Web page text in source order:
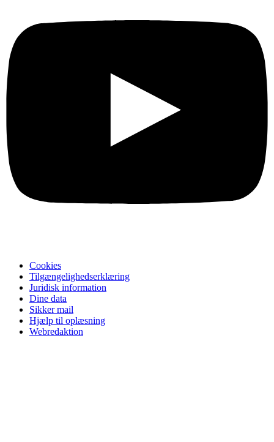
Cookies
Tilgængelighedserklæring
Juridisk information
Dine data
Sikker mail
Hjælp til oplæsning
Webredaktion